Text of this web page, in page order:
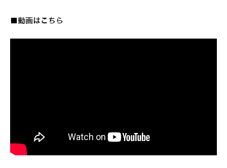
■動画はこちら